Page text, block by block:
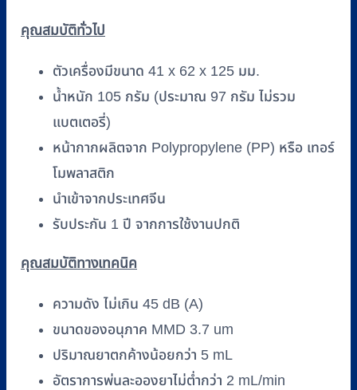
Mesh
Nebulizer
คุณสมบัติทั่วไป
ตัวเครื่องมีขนาด 41 x 62 x 125 มม.
น้ำหนัก 105 กรัม (ประมาณ 97 กรัม ไม่รวม
แบตเตอรี่)
หน้ากากผลิตจาก Polypropylene (PP) หรือ เทอร์
โมพลาสติก
นำเข้าจากประเทศจีน
รับประกัน 1 ปี จากการใช้งานปกติ
คุณสมบัติทางเทคนิค
ความดัง ไม่เกิน 45 dB (A)
ขนาดของอนุภาค MMD 3.7 um
ปริมาณยาตกค้างน้อยกว่า 5 mL
อัตราการพ่นละอองยาไม่ต่ำกว่า 2 mL/min